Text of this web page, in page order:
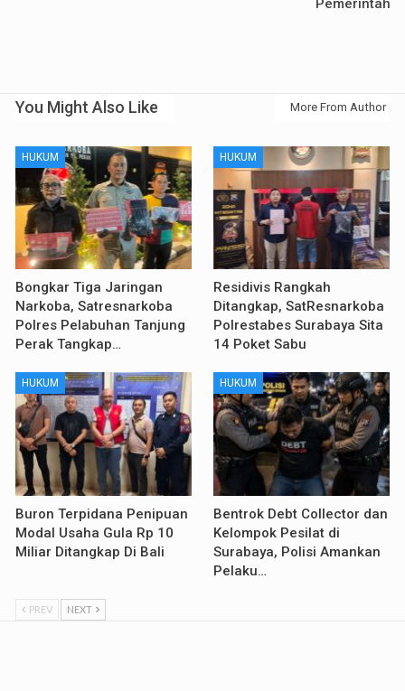
Pemerintah
You Might Also Like More From Author
HUKUM
Bongkar Tiga Jaringan
Narkoba, Satresnarkoba
Polres Pelabuhan Tanjung
Perak Tangkap…
HUKUM
Residivis Rangkah
Ditangkap, SatResnarkoba
Polrestabes Surabaya Sita
14 Poket Sabu
HUKUM
Buron Terpidana Penipuan
Modal Usaha Gula Rp 10
Miliar Ditangkap Di Bali
HUKUM
Bentrok Debt Collector dan
Kelompok Pesilat di
Surabaya, Polisi Amankan
Pelaku…
PREV NEXT